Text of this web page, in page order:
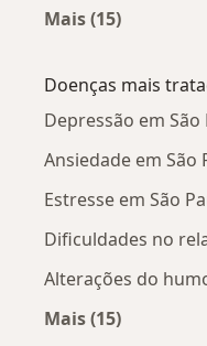
Mais (15)
Doenças mais
Depressão em São
Ansiedade em São
Estresse em São
Dificuldades no
Alterações do
Mais (15)